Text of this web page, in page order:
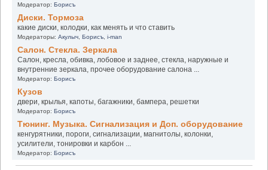
Модератор: Борисъ
Диски. Тормоза
какие диски, колодки, как менять и что ставить
Модераторы: Акулыч, Борисъ, i-man
Салон. Стекла. Зеркала
Салон, кресла, обивка, лобовое и заднее, стекла, наружные и
внутренние зеркала, прочее оборудование салона ...
Модератор: Борисъ
Кузов
двери, крылья, капоты, багажники, бампера, решетки
Модератор: Борисъ
Тюнинг. Музыка. Сигнализация и Доп. оборудование
кенгурятники, пороги, сигнализации, магнитолы, колонки,
усилители, тонировки и карбон ...
Модератор: Борисъ